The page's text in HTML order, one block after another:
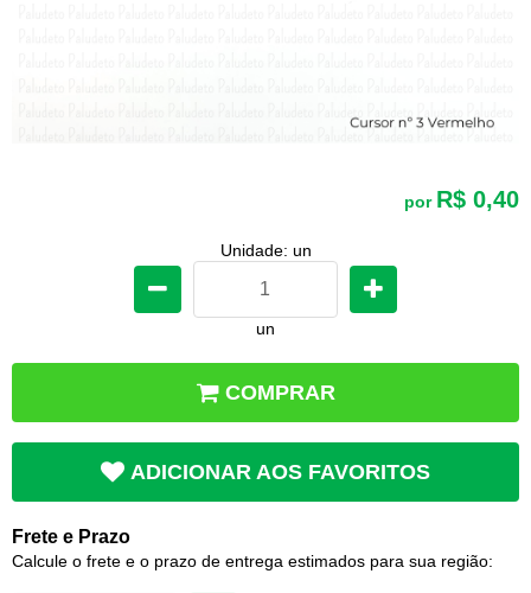
por R$ 0,40
Unidade: un
un
COMPRAR
ADICIONAR AOS FAVORITOS
Frete e Prazo
Calcule o frete e o prazo de entrega estimados para sua região: